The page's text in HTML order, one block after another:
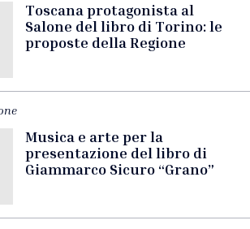
Toscana protagonista al
Salone del libro di Torino: le
proposte della Regione
Musica e arte per la
presentazione del libro di
Giammarco Sicuro “Grano”